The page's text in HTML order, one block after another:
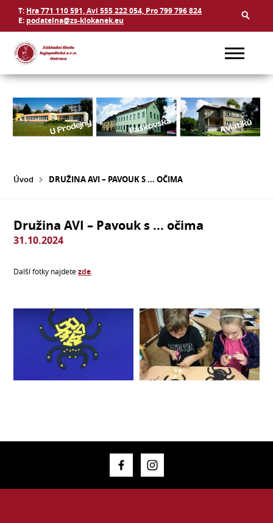
T: Hra 771 110 591, Avi 555 222 054, Pro 799 796 824
E: podatelna@zs-klokanek.eu
Úvod DRUŽINA AVI –⁠ PAVOUK S ... OČIMA
Družina AVI –⁠ Pavouk s ... očima
31.10.2024
Další fotky najdetezde